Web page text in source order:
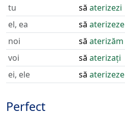
tu
să aterizezi
el, ea
să aterizeze
noi
să aterizăm
voi
să aterizați
ei, ele
să aterizeze
Perfect